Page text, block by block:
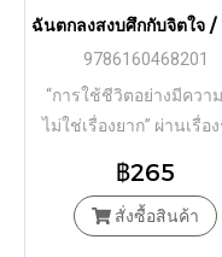
ฉันตกลงสงบศึกกับจิตใจ
9786160468201
“การใช้ชีวิตอย่างมีควา
ไม่ใช่เรื่องยาก” ผ่านเรื่อ
โกะ จิตแพทย์ผู้ทำงานมา
กว่า 70 ปี
฿265
สั่งซื้อสินค้า